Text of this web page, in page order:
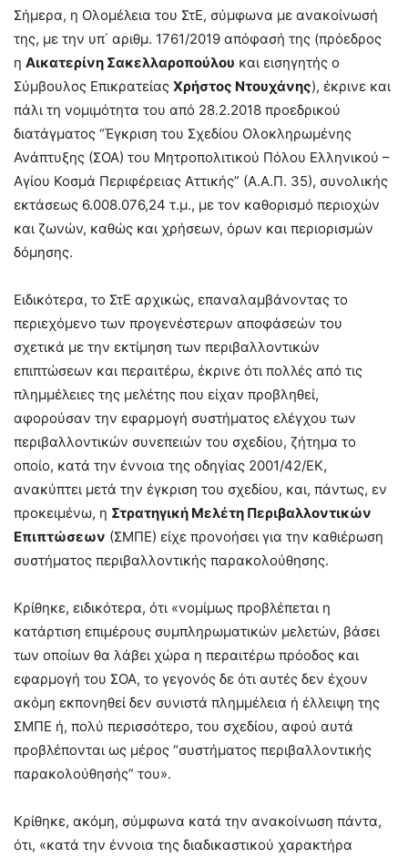
Σήμερα, η Ολομέλεια του ΣτΕ, σύμφωνα με ανακοίνωσή
της, με την υπ΄ αριθμ. 1761/2019 απόφασή της (πρόεδρος
η Αικατερίνη Σακελλαροπούλου και εισηγητής ο
Σύμβουλος Επικρατείας Χρήστος Ντουχάνης), έκρινε και
πάλι τη νομιμότητα του από 28.2.2018 προεδρικού
διατάγματος “Έγκριση του Σχεδίου Ολοκληρωμένης
Ανάπτυξης (ΣΟΑ) του Μητροπολιτικού Πόλου Ελληνικού –
Αγίου Κοσμά Περιφέρειας Αττικής” (Α.Α.Π. 35), συνολικής
εκτάσεως 6.008.076,24 τ.μ., με τον καθορισμό περιοχών
και ζωνών, καθώς και χρήσεων, όρων και περιορισμών
δόμησης.
Ειδικότερα, το ΣτΕ αρχικώς, επαναλαμβάνοντας το
περιεχόμενο των προγενέστερων αποφάσεών του
σχετικά με την εκτίμηση των περιβαλλοντικών
επιπτώσεων και περαιτέρω, έκρινε ότι πολλές από τις
πλημμέλειες της μελέτης που είχαν προβληθεί,
αφορούσαν την εφαρμογή συστήματος ελέγχου των
περιβαλλοντικών συνεπειών του σχεδίου, ζήτημα το
οποίο, κατά την έννοια της οδηγίας 2001/42/ΕΚ,
ανακύπτει μετά την έγκριση του σχεδίου, και, πάντως, εν
προκειμένω, η Στρατηγική Μελέτη Περιβαλλοντικών
Επιπτώσεων (ΣΜΠΕ) είχε προνοήσει για την καθιέρωση
συστήματος περιβαλλοντικής παρακολούθησης.
Κρίθηκε, ειδικότερα, ότι «νομίμως προβλέπεται η
κατάρτιση επιμέρους συμπληρωματικών μελετών, βάσει
των οποίων θα λάβει χώρα η περαιτέρω πρόοδος και
εφαρμογή του ΣΟΑ, το γεγονός δε ότι αυτές δεν έχουν
ακόμη εκπονηθεί δεν συνιστά πλημμέλεια ή έλλειψη της
ΣΜΠΕ ή, πολύ περισσότερο, του σχεδίου, αφού αυτά
προβλέπονται ως μέρος “συστήματος περιβαλλοντικής
παρακολούθησής” του».
Κρίθηκε, ακόμη, σύμφωνα κατά την ανακοίνωση πάντα,
ότι, «κατά την έννοια της διαδικαστικού χαρακτήρα